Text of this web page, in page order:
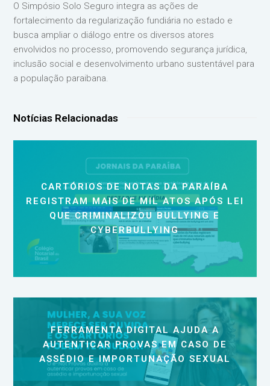
O Simpósio Solo Seguro integra as ações de
fortalecimento da regularização fundiária no estado e
busca ampliar o diálogo entre os diversos atores
envolvidos no processo, promovendo segurança jurídica,
inclusão social e desenvolvimento urbano sustentável para
a população paraibana.
Notícias Relacionadas
CARTÓRIOS DE NOTAS DA PARAÍBA
REGISTRAM MAIS DE MIL ATOS APÓS LEI
QUE CRIMINALIZOU BULLYING E
CYBERBULLYING
FERRAMENTA DIGITAL AJUDA A
AUTENTICAR PROVAS EM CASO DE
ASSÉDIO E IMPORTUNAÇÃO SEXUAL